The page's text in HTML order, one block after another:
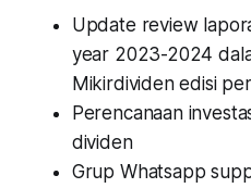
Update review
year 2023-2024
Mikirdividen edisi
Perencanaan
dividen
Grup Whatsapp